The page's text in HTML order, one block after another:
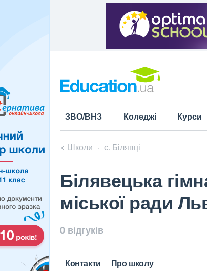
ЗВО/ВНЗ Коледжі Курси
Школи с. Білявці
Білявецька
міської ради
0 відгуків
Контакти Про школу